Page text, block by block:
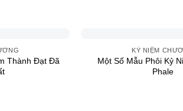
Thành Đạt Đã
KỶ NIỆM
Một Số Mẫu Phôi Kỷ
Phale